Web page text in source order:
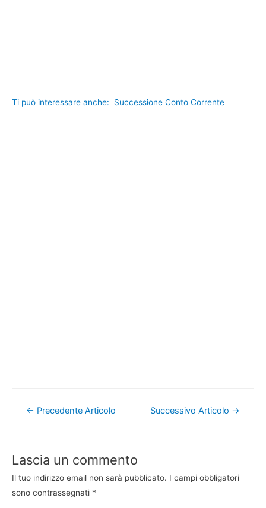
Ti può interessare anche: Successione Conto Corrente
Navigazione
← Precedente Articolo Successivo Articolo →
Lascia un commento
Il tuo indirizzo email non sarà pubblicato. I campi obbligatori
sono contrassegnati *